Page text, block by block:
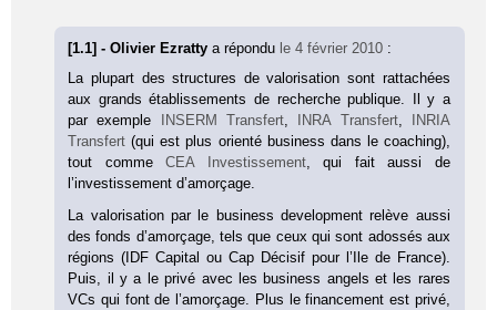
[1.1] - Olivier Ezrattya répondu le 4 février 2010 :
La plupart des structures de valorisation sont rattachées
aux grands établissements de recherche publique. Il y a
par exemple INSERM Transfert INRA Transfert, INRIA
Transfert (qui est plus orienté business dans le coaching),
tout commeCEA Investissement, qui fait aussi de
l’investissement d’amorçage.
La valorisation par le business development relève aussi
des fonds d’amorçage, tels que ceux qui sont adossés aux
régions (IDF Capital ou Cap Décisif pour l’Ile de France).
Puis, il y a le privé avec les business angels et les rares
VCs qui font de l’amorçage. Plus le financement est privé,